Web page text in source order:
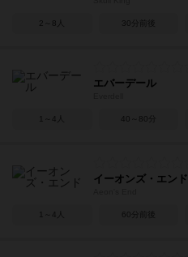
2～8人 30分前後
エバーデール
1～4人 40～80分
イーオンズ・エンド
1～4人 60分前後